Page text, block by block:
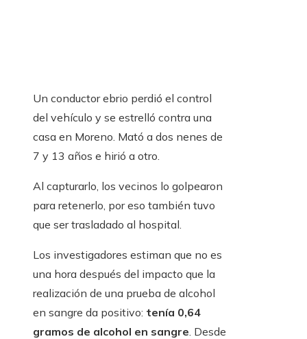
Un conductor ebrio perdió el control
del vehículo y se estrelló contra una
casa en Moreno. Mató a dos nenes de
7 y 13 años e hirió a otro.
Al capturarlo, los vecinos lo golpearon
para retenerlo, por eso también tuvo
que ser trasladado al hospital.
Los investigadores estiman que no es
una hora después del impacto que la
realización de una prueba de alcohol
en sangre da positivo: tenía 0,64
gramos de alcohol en sangre . Desde